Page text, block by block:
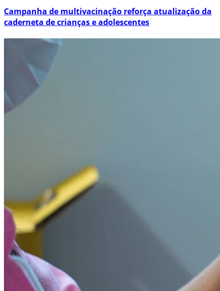
Campanha de multivacinação reforça atualização da
caderneta de crianças e adolescentes